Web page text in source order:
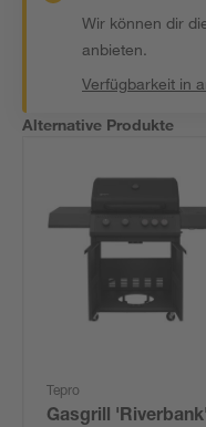
Wir können dir
anbieten.
Verfügbarkeit in
Alternative Produkte
Tepro
Gasgrill 'Riverbank'